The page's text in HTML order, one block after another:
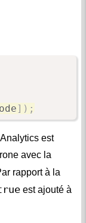
] ) ;
est
avec la
rapport à la
est ajouté à